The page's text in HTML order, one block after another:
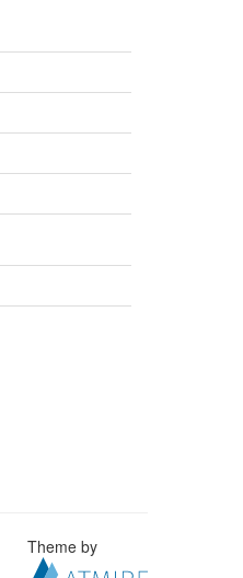
Theme by